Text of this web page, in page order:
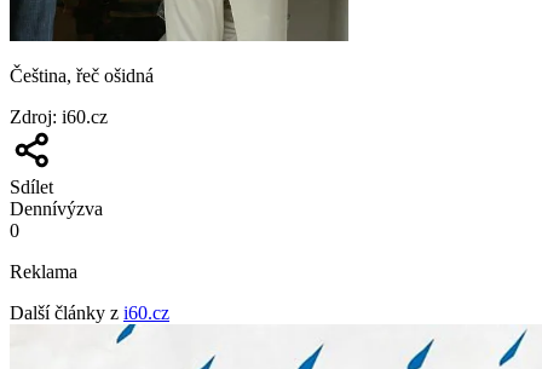
Čeština, řeč ošidná
Zdroj: i60.cz
Sdílet
Dennívýzva
0
Reklama
Další články z i60.cz